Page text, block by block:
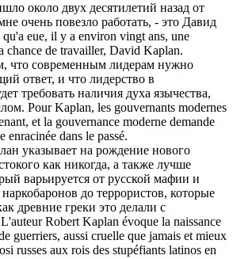
около двух десятилетий назад от
очень повезло работать, - это Давид
qu'a eue, il y a environ vingt ans, une
chance de travailler, David Kaplan.
что современным лидерам нужно
ответ, и что лидерство в
требовать наличия духа язычества,
PourKaplan, les gouvernants modernes
et la gouvernance moderne demande
enracinée dans le passé.
указывает на рождение нового
как никогда, а также лучше
варьируется от русской мафии и
до террористов, которые
древние греки это делали с
L'auteur Robert Kaplan évoque la naissance
guerriers, aussi cruelle que jamais et mieux
russes aux rois des stupéfiants latinos en